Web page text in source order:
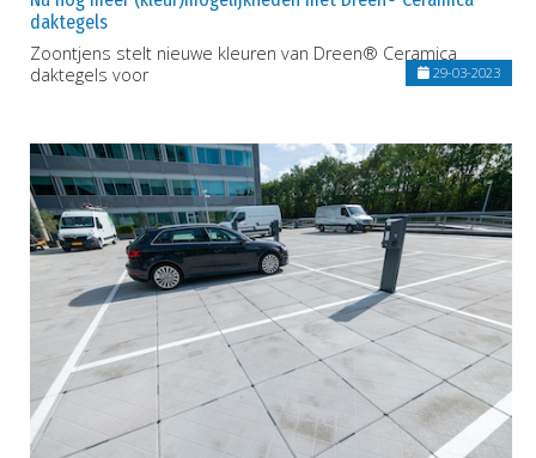
daktegels
Zoontjens stelt nieuwe kleuren van Dreen® Ceramica
daktegels voor
29-03-2023